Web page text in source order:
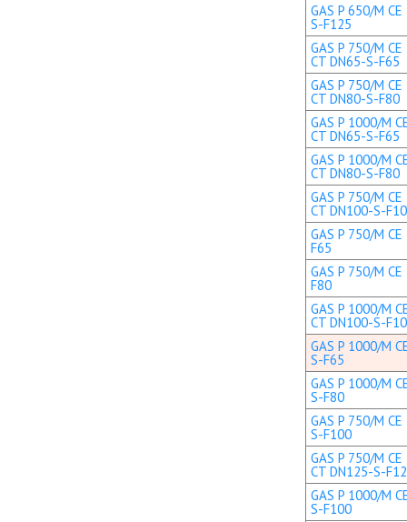
GAS P 650/M
S-F125
GAS P 750/M CE
CT DN65-S-F65
GAS P 750/M CE
CT DN80-S-F80
GAS P 1000/M
CT DN65-S-F65
GAS P 1000/M
CT DN80-S-F80
GAS P 750/M CE
CT DN100-S-
GAS P 750/M
F65
GAS P 750/M
F80
GAS P 1000/M
CT DN100-S-
GAS P 1000/M
S-F65
GAS P 1000/M
S-F80
GAS P 750/M
S-F100
GAS P 750/M CE
CT DN125-S-
GAS P 1000/M
S-F100